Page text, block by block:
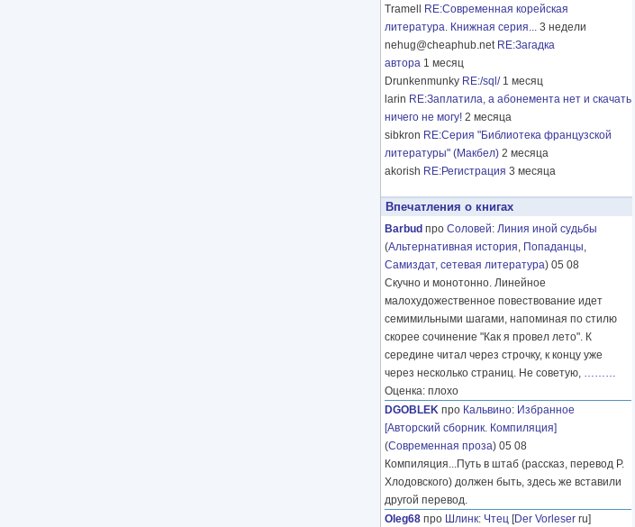
Tramell
RE:Современная корейская
литература. Книжная серия... 3 недели
nehug@cheaphub.net RE:Загадка
автора 1 месяц
Drunkenmunky RE:/sql/ 1 месяц
larin RE:Заплатила, а абонемента нет и скачать
ничего не могу! 2 месяца
sibkron RE:Серия "Библиотека французской
литературы" (Макбел) 2 месяца
akorish RE:Регистрация 3 месяца
Впечатления о книгах
Barbud про Соловей: Линия иной судьбы
(Альтернативная история, Попаданцы,
Самиздат, сетевая литература) 05 08
Скучно и монотонно. Линейное
малохудожественное повествование идет
семимильными шагами, напоминая по стилю
скорее сочинение "Как я провел лето". К
середине читал через строчку, к концу уже
через несколько страниц. Не советую, ………
Оценка: плохо
DGOBLEK про Кальвино: Избранное
[Авторский сборник. Компиляция]
(Современная проза) 05 08
Компиляция...Путь в штаб (рассказ, перевод Р.
Хлодовского) должен быть, здесь же вставили
другой перевод.
Oleg68 про Шлинк: Чтец [Der Vorleser ru]